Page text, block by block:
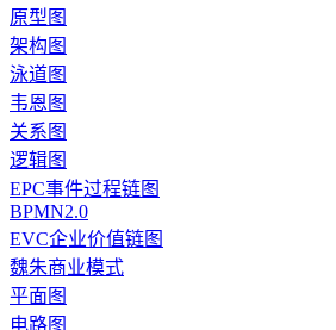
原型图
架构图
泳道图
韦恩图
关系图
逻辑图
EPC事件过程链图
BPMN2.0
EVC企业价值链图
魏朱商业模式
平面图
电路图